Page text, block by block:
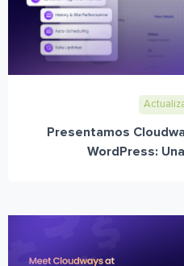
Presentamos
WordPress: